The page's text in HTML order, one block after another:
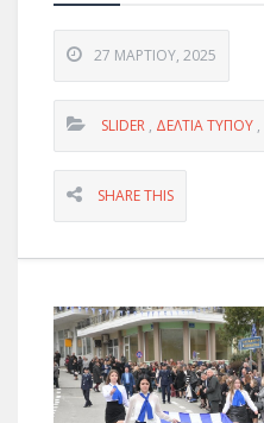
27 ΜΑΡΤΊΟΥ, 2025
SLIDER , ΔΕΛΤΊΑ ΤΎΠΟΥ ,
SHARE THIS